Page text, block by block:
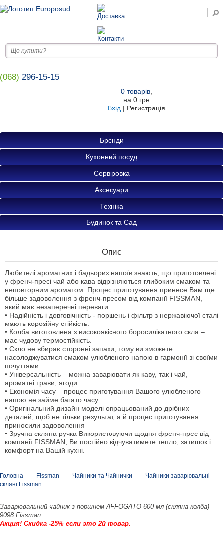
(068) 296-15-15
0товарів,
на 0 грн
Вхід | Регистрація
Бренди
Кухонний посуд
Сервіровка
Аксесуари
Техніка
Будинок та Сад
Опис
Любителі ароматних і бадьорих напоїв знають, що приготовлені
у френч-пресі чай або кава відрізняються глибоким смаком та
неповторним ароматом. Процес приготування принесе Вам ще
більше задоволення з френч-пресом від компанії FISSMAN,
який має незаперечні переваги:
• Надійність і довговічність - поршень і фільтр з нержавіючої сталі
мають корозійну стійкість.
• Колба виготовлена з високоякісного боросилікатного скла –
має чудову термостійкість.
• Скло не вбирає сторонні запахи, тому ви зможете
насолоджуватися смаком улюбленого напою в гармонії зі своїми
почуттями
• Універсальність – можна заварювати як каву, так і чай,
ароматні трави, ягоди.
• Економія часу – процес приготування Вашого улюбленого
напою не займе багато часу.
• Оригінальний дизайн моделі опрацьований до дрібних
деталей, щоб не тільки результат, а й процес приготування
приносили задоволення
• Зручна скляна ручка Використовуючи щодня френч-прес від
компанії FISSMAN, Ви постійно відчуватимете тепло, затишок і
комфорт на Вашій кухні.
Головна Fissman Чайники та Чайнички
Чайники заварювальні
скляні Fissman
Заварювальний чайник з поршнем AFFOGATO 600 мл (скляна колба)
9098 Fissman
Акция! Скидка -25% если это 2й товар.